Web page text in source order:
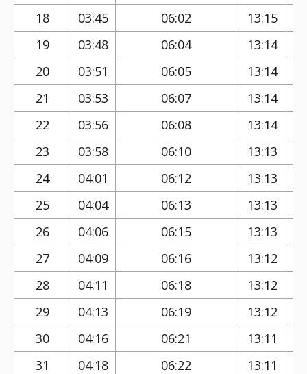
18 03:45 06:02 13:15
19
03:48 06:04 13:14
20
03:51 06:05 13:14
21
03:53 06:07 13:14
22
03:56 06:08 13:14
23
03:58 06:10 13:13
24
04:01 06:12 13:13
25
04:04 06:13 13:13
26
04:06 06:15 13:13
27
04:09 06:16 13:12
28
04:11 06:18 13:12
29
04:13 06:19 13:12
30
04:16 06:21 13:11
31
04:18 06:22 13:11